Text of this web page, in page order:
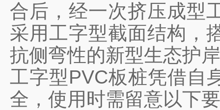
合后，经一次挤压成型
采用工字型截面结构，
抗侧弯性的新型生态护
工字型PVC板桩凭借自
全，使用时需留意以下